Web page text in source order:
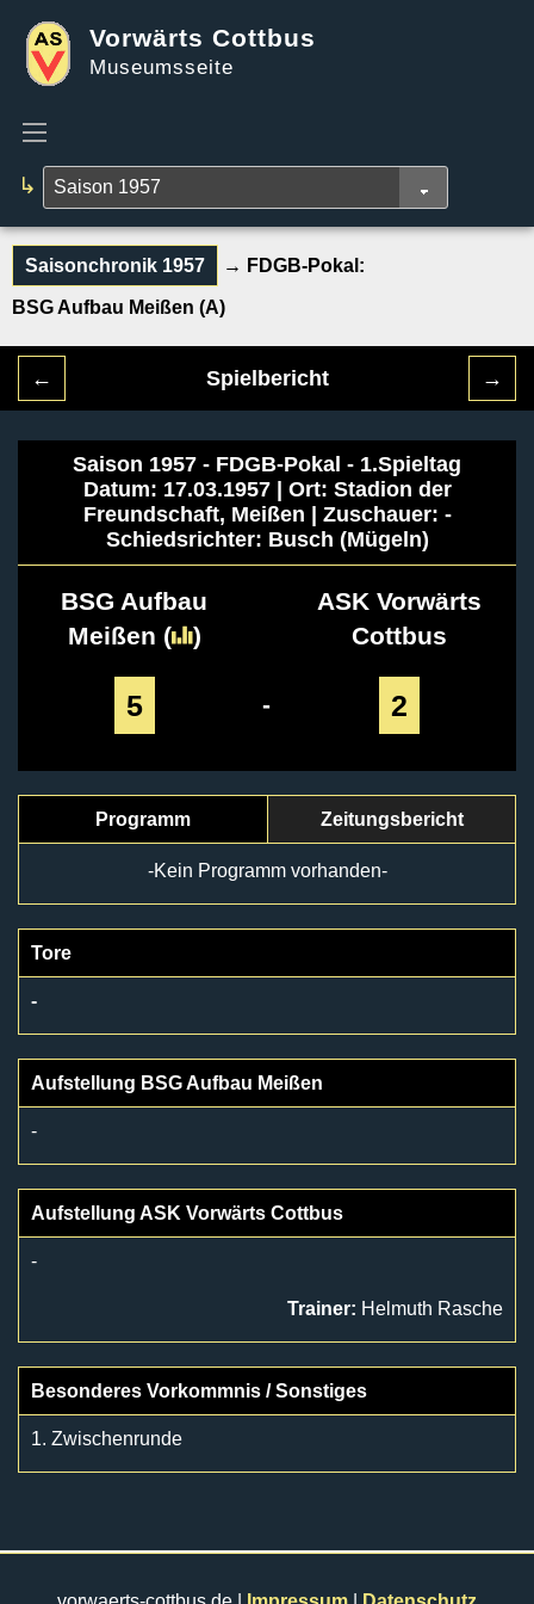
Vorwärts Cottbus
Museumsseite
↳
Saisonchronik 1957 → FDGB-Pokal:
BSG Aufbau Meißen (A)
← Spielbericht →
Saison 1957 - FDGB-Pokal - 1.Spieltag
Datum: 17.03.1957 | Ort: Stadion der
Freundschaft, Meißen | Zuschauer: -
Schiedsrichter: Busch (Mügeln)
BSG Aufbau
Meißen ( )
ASK Vorwärts
Cottbus
5 - 2
Programm Zeitungsbericht
-Kein Programm vorhanden-
Tore
-
Aufstellung BSG Aufbau Meißen
-
Aufstellung ASK Vorwärts Cottbus
-
Trainer: Helmuth Rasche
Besonderes Vorkommnis / Sonstiges
1. Zwischenrunde